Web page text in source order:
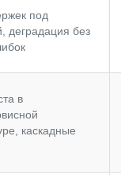
под
деградация без
в
каскадные